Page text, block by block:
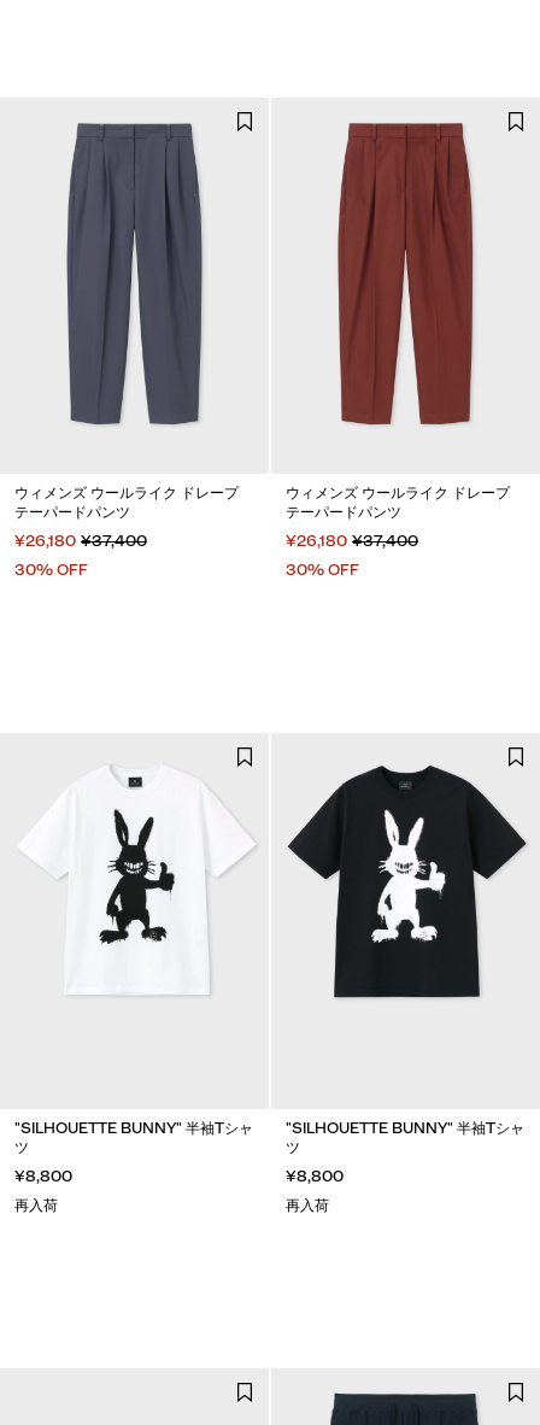
ウィメンズ ウールライク ドレープ
テーパードパンツ
¥26,180 ¥37,400
30% OFF
ウィメンズ ウールライク ドレープ
テーパードパンツ
¥26,180 ¥37,400
30% OFF
"SILHOUETTE BUNNY" 半袖Tシャ
ツ
¥8,800
再入荷
"SILHOUETTE BUNNY" 半袖Tシャ
ツ
¥8,800
再入荷